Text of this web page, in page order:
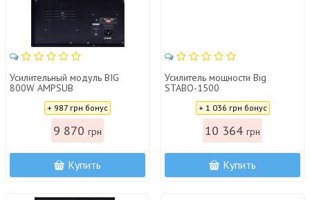
Усилительный модуль BIG
800W AMPSUB
+ 987 грн бонус
9 870 грн
Купить
Усилитель мощности Big
STABO-1500
+ 1 036 грн бонус
10 364 грн
Купить